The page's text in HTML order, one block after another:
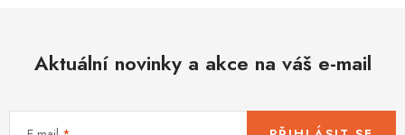
Aktuální novinky a akce na váš e-mail